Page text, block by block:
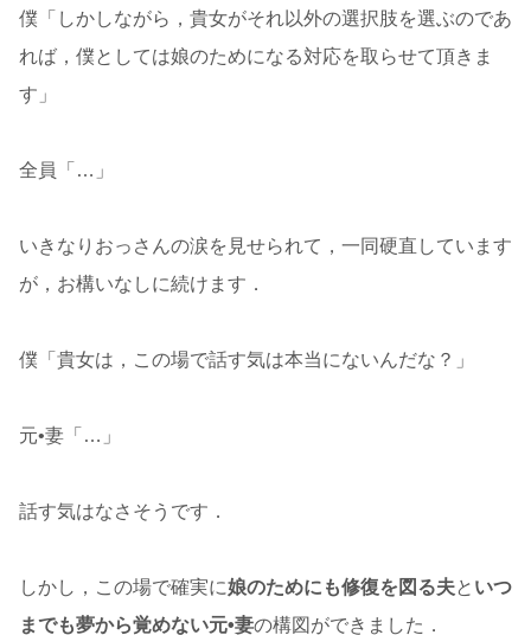
僕「しかしながら，貴女がそれ以外の選択肢を選ぶのであ
れば，僕としては娘のためになる対応を取らせて頂きま
す」
全員「…」
いきなりおっさんの涙を見せられて，一同硬直しています
が，お構いなしに続けます．
僕「貴女は，この場で話す気は本当にないんだな？」
元•妻「…」
話す気はなさそうです．
しかし，この場で確実に娘のためにも修復を図る夫と いつ
までも夢から覚めない元•妻の構図ができました．